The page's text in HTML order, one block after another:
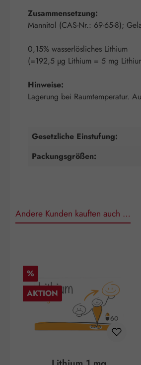
Zusammensetzung:
Mannitol (CAS-Nr.: 69-65-8);
0,15% wasserlösliches Lithium
(=192,5 µg Lithium = 5 mg
Hinweise:
Lagerung bei Raumtemperatur.
Gesetzliche Einstufung:
Packungsgrößen:
Andere Kunden kauften auch …
Rabatt
%
AKTION